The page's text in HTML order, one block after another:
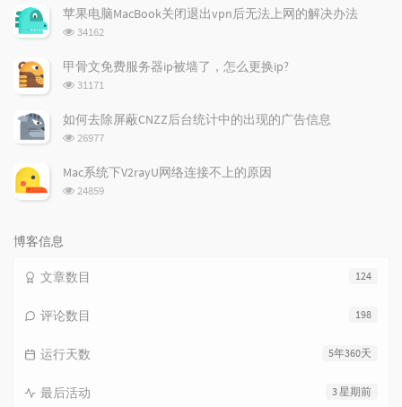
次
数:
苹果电脑MacBook关闭退出vpn后无法上网的解决办法
浏
次
数:
34162
甲骨文免费服务器ip被墙了，怎么更换ip?
浏
次
数:
31171
如何去除屏蔽CNZZ后台统计中的出现的广告信息
浏
次
数:
26977
Mac系统下V2rayU网络连接不上的原因
浏
24859
博客信息
124
文章数目
198
评论数目
5年360天
运行天数
3 星期前
最后活动